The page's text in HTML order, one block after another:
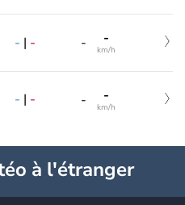
- | - - -
km/h
- | - - -
km/h
à l'étranger